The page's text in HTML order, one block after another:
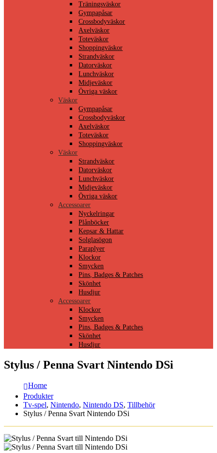
Träningsväskor
Gympapåsar
Crossbodyväskor
Axelväskor
Toteväskor
Shoppingväskor
Strandväskor
Datorväskor
Lunchväskor
Midjeväskor
Övriga väskor
Väskor
Gympapåsar
Crossbodyväskor
Axelväskor
Toteväskor
Shoppingväskor
Väskor
Strandväskor
Datorväskor
Lunchväskor
Midjeväskor
Övriga väskor
Accessoarer
Nyckelringar
Plånböcker
Kepsar & Hattar
Solglasögon
Paraplyer
Klockor
Smycken
Pins, Badges & Patches
Skönhet
Husdjur
Accessoarer
Klockor
Smycken
Pins, Badges & Patches
Skönhet
Husdjur
Stylus / Penna Svart Nintendo DSi
Home
Produkter
Tv-spel, Nintendo, Nintendo DS, Tillbehör
Stylus / Penna Svart Nintendo DSi